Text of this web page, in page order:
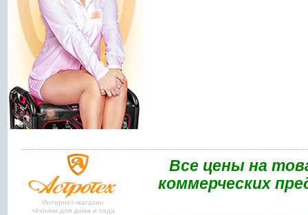
Интернет-магазин
техники для дома и сада
Bce цены на
коммерческих